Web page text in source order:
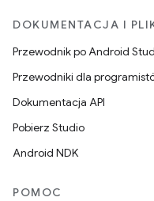
DOKUMENTACJA I
Przewodnik po Android
Przewodniki dla
Dokumentacja API
Pobierz Studio
Android NDK
POMOC